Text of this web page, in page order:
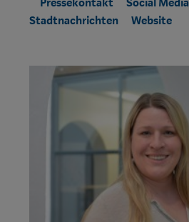
Pressekontakt
Social Media
Stadtnachrichten
Website